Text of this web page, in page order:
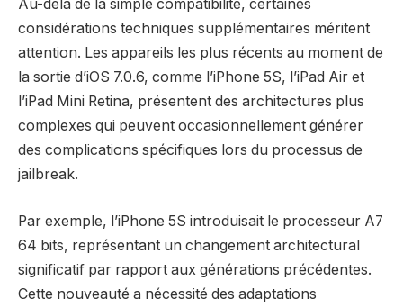
Au-delà de la simple compatibilité, certaines
considérations techniques supplémentaires méritent
attention. Les appareils les plus récents au moment de
la sortie d’iOS 7.0.6, comme l’iPhone 5S, l’iPad Air et
l’iPad Mini Retina, présentent des architectures plus
complexes qui peuvent occasionnellement générer
des complications spécifiques lors du processus de
jailbreak.
Par exemple, l’iPhone 5S introduisait le processeur A7
64 bits, représentant un changement architectural
significatif par rapport aux générations précédentes.
Cette nouveauté a nécessité des adaptations